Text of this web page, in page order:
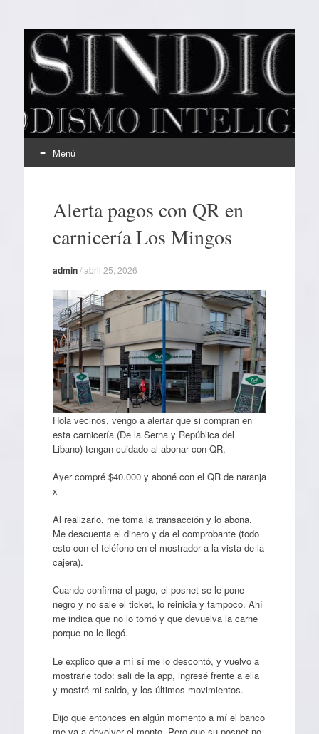
EL SINDICAL
Periodismo Inteligente
Menú
contenidoAlerta pagos con QR en
carnicería Los Mingos
admin/abril 25, 2026
Hola vecinos, vengo a alertar que si compran en
esta carnicería (De la Serna y República del
Libano) tengan cuidado al abonar con QR.
Ayer compré $40.000 y aboné con el QR de naranja
x
Al realizarlo, me toma la transacción y lo abona.
Me descuenta el dinero y da el comprobante (todo
esto con el teléfono en el mostrador a la vista de la
cajera).
Cuando confirma el pago, el posnet se le pone
negro y no sale el ticket, lo reinicia y tampoco. Ahí
me indica que no lo tomó y que devuelva la carne
porque no le llegó.
Le explico que a mí sí me lo descontó, y vuelvo a
mostrarle todo: sali de la app, ingresé frente a ella
y mostré mi saldo, y los últimos movimientos.
Dijo que entonces en algún momento a mí el banco